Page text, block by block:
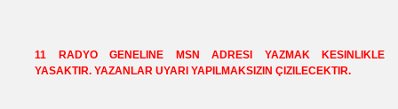
11 RADYO GENELINE MSN ADRESI YAZMAK KESINLIKLE
YASAKTIR. YAZANLAR UYARI YAPILMAKSIZIN ÇIZILECEKTIR.